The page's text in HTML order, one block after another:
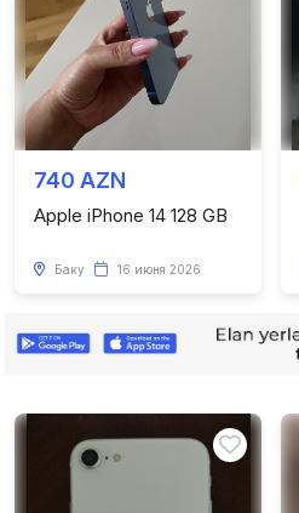
740 AZN
Apple iPhone 14 128 GB
Баку 16 июня 2026